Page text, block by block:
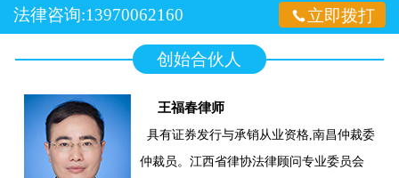
赣商研究
加入赣商
联系我们
立即拨打
法律咨询:13970062160
创始合伙人
王福春律师
具有证券发行与承销从业资格,南昌仲裁委
仲裁员。江西省律协法律顾问专业委员会